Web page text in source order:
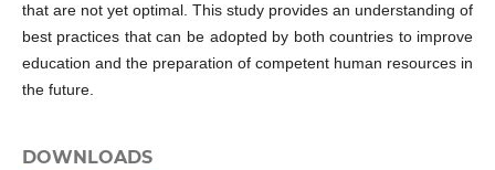
that are not yet optimal. This study provides an understanding of
best practices that can be adopted by both countries to improve
education and the preparation of competent human resources in
the future.
DOWNLOADS